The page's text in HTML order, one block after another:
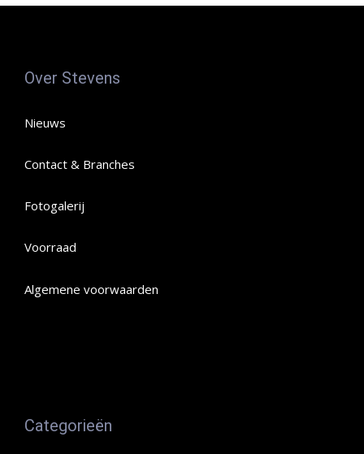
Over Stevens
Nieuws
Contact & Branches
Fotogalerij
Voorraad
Algemene voorwaarden
Categorieën